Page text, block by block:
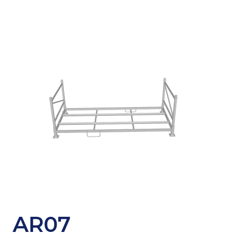
AR07